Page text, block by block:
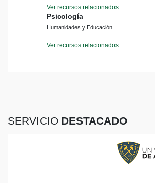
Ver recursos relacionados
Psicología
Humanidades y Educación
Ver recursos relacionados
SERVICIO DESTACADO